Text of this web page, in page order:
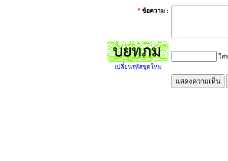
* ข้อความ :
เปลี่ยนรหัสชุดใหม่
ใส่